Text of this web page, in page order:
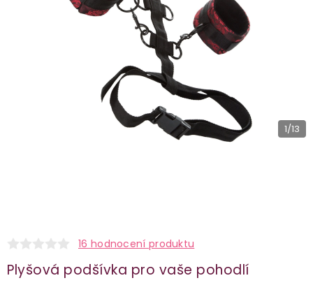
1/13
16 hodnocení produktu
Plyšová podšívka pro vaše pohodlí